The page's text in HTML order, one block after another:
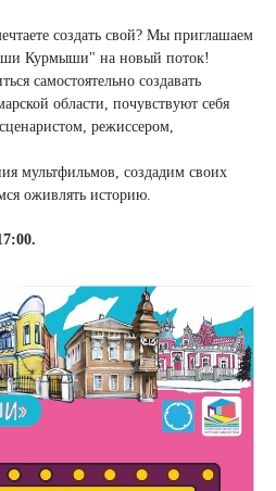
создать свой? Мы приглашаем
Курмыши" на новый поток!
самостоятельно создавать
области, почувствуют себя
режиссером,
мультфильмов, создадим своих
оживлять историю.